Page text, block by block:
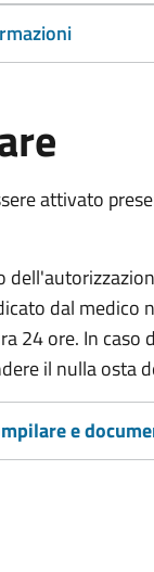
attivato
dal medico
24 ore. In
il nulla osta
e